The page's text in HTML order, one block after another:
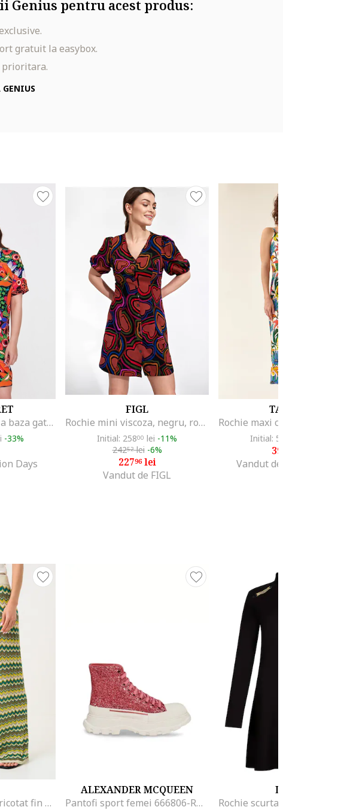
Genius pentru acest produs:
gratuit la easybox.
Rochie cu decolteu la baza gatului si imprimeu floral, Fucsia/Portocaliu deschis/Verde deschis
-33%
Days
FIGL
Rochie mini viscoza, negru, rosu, Rosu/Negru
Initial: 25800 lei -11%
24252lei -6%
22796lei
Vandut de FIGL
TATUUM
Initial: 599
398
Vandut de Fashion Days
Pantaloni palazzo tricotat fin Ember, Multicolor
ALEXANDER MCQUEEN
Pantofi sport femei 666806-ROZFEM, Roz
LIU JO